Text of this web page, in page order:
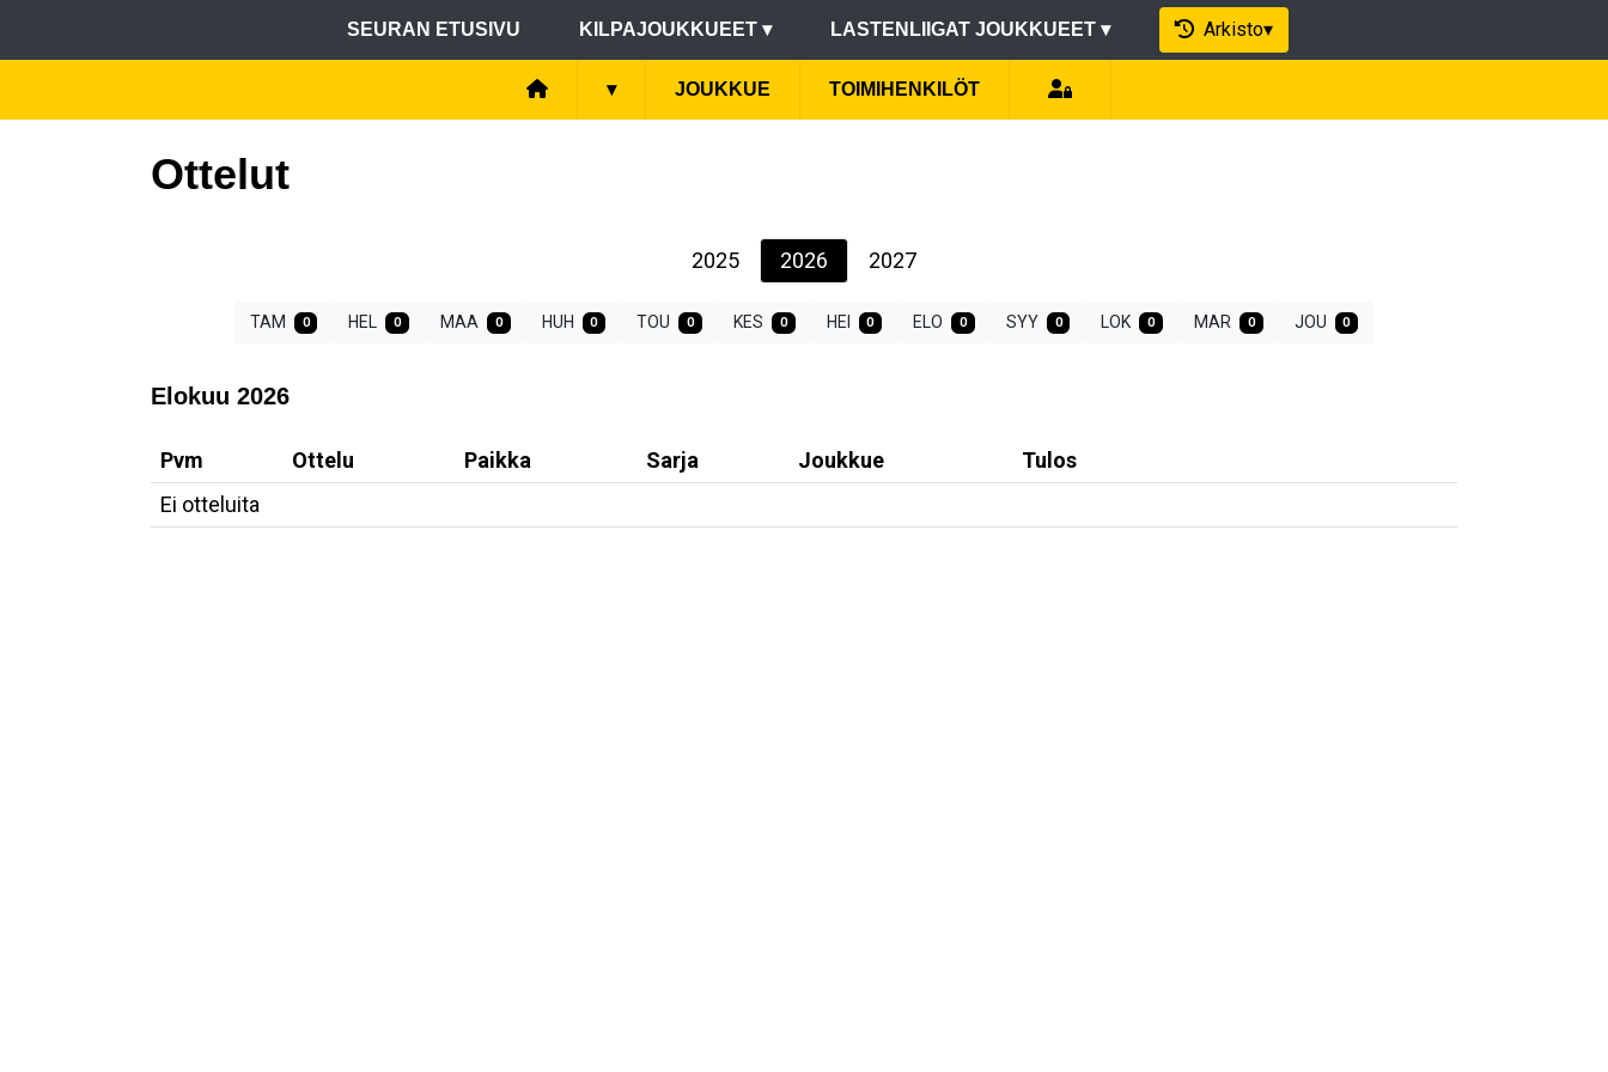
SEURAN ETUSIVU KILPAJOUKKUEET ▾ LASTENLIIGAT JOUKKUEET ▾ Arkisto▾
▾ JOUKKUE TOIMIHENKILÖT
Ottelut
2025 2026 2027
TAM 0 HEL 0 MAA 0 HUH 0 TOU 0 KES 0 HEI 0 ELO 0 SYY 0 LOK 0 MAR 0 JOU 0
Elokuu 2026
Pvm Ottelu Paikka Sarja Joukkue
Tulos
Ei otteluita